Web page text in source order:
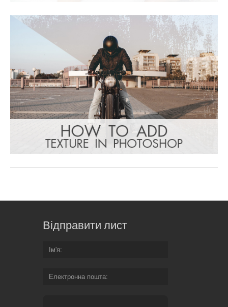
Відправити лист
Ім'я
Електронна пошта